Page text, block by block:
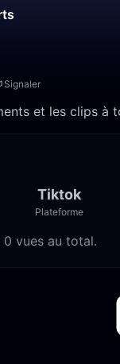
Signaler
et les clips à
Tiktok
Plateforme
vues au total.